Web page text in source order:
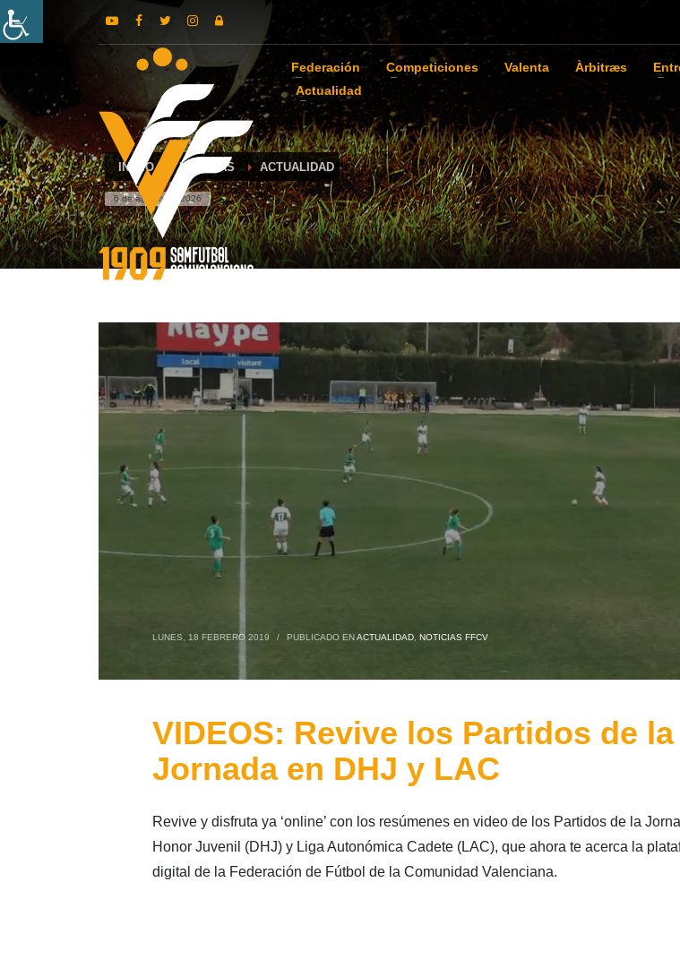
Federación Competiciones Valenta Àrbitræs
Actualidad
INICIO NOTICIAS ACTUALIDAD
6 de agosto de 2026
LUNES, 18 FEBRERO 2019 / PUBLICADO EN ACTUALIDAD, NOTICIAS FFCV
VIDEOS: Revive los Partidos de la
Jornada en DHJ y LAC
Revive y disfruta ya ‘online’ con los resúmenes en video de los Partidos de la
Honor Juvenil (DHJ) y Liga Autonómica Cadete (LAC), que ahora te acerca la
digital de la Federación de Fútbol de la Comunidad Valenciana.